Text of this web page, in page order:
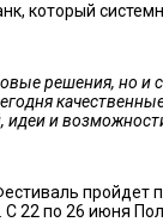
который
решения, но и
идеи и
пройдет
22 по 26 июня